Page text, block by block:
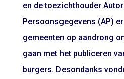
en de toezichthouder
Persoonsgegevens (AP)
gemeenten op aandrong
gaan met het publiceren
burgers. Desondanks